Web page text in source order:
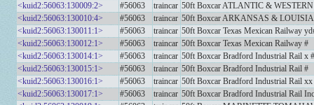
<kuid2:56063:130009:2>
#56063 traincar 50ft Boxcar ATLANTIC &
<kuid2:56063:130010:4>
#56063 traincar 50ft Boxcar ARKANSAS &
<kuid2:56063:130011:1>
#56063 traincar 50ft Boxcar Texas Mexican Railway
<kuid2:56063:130012:1>
#56063 traincar 50ft Boxcar Texas Mexican Railway #
<kuid2:56063:130014:1>
#56063 traincar 50ft Boxcar Bradford Industrial Rail x #
<kuid2:56063:130015:1>
#56063 traincar 50ft Boxcar Bradford Industrial Rail #
<kuid2:56063:130016:1>
#56063 traincar 50ft Boxcar Bradford Industrial Rail xx
<kuid2:56063:130017:1>
#56063 traincar 50ft Boxcar Bradford Industrial Rail